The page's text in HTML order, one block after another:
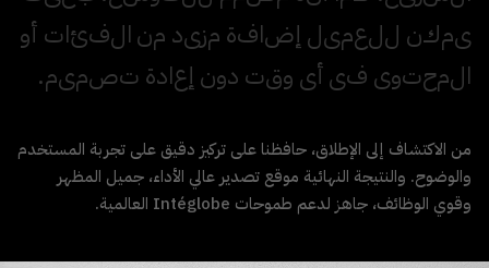
يمكن للعميل إضافة مزيد منالفئات أو
المحتوى فيأي وقت دون إعادة تصميم.
من الاكتشاف إلى الإطلاق، حافظنا على تركيز دقيق على تجربة المستخدم
والوضوح. والنتيجة النهائية موقع تصدير عالي الأداء، جميل المظهر
وقوي الوظائف، جاهز لدعم طموحات Intéglobe العالمية.